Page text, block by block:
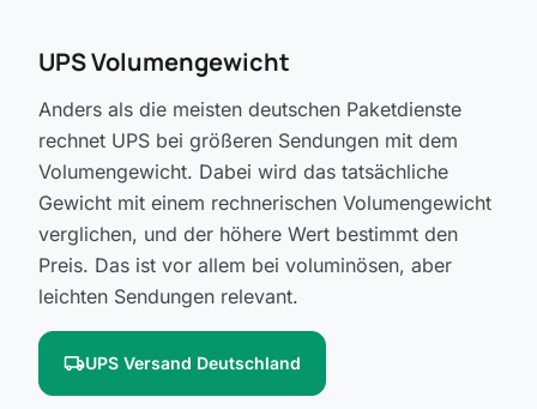
UPS Volumengewicht
Anders als die meisten deutschen Paketdienste
rechnet UPS bei größeren Sendungen mit dem
Volumengewicht. Dabei wird das tatsächliche
Gewicht mit einem rechnerischen Volumengewicht
verglichen, und der höhere Wert bestimmt den
Preis. Das ist vor allem bei voluminösen, aber
leichten Sendungen relevant.
local_shippingUPS Versand Deutschland